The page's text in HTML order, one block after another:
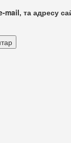
mail, та адресу